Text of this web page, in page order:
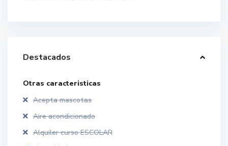
Destacados
Otras caracteristicas
Acepta mascotas
Aire acondicionado
Alquiler curso ESCOLAR